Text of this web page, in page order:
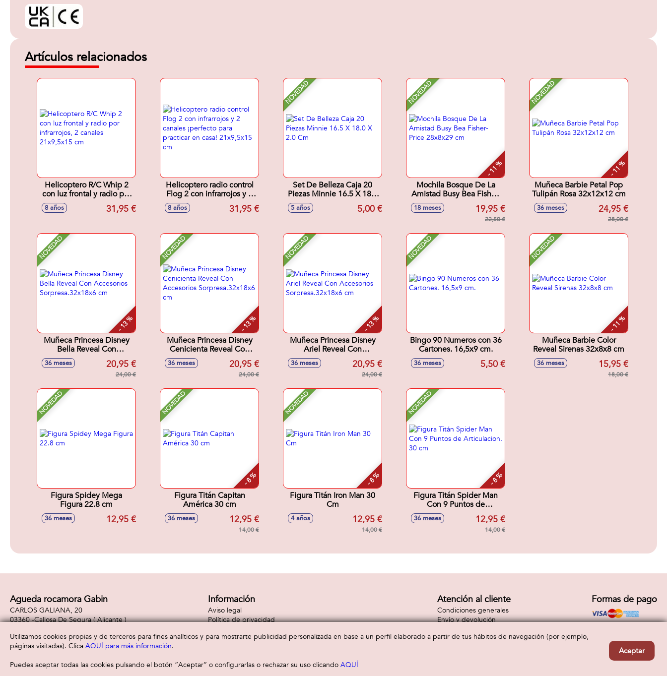
Artículos relacionados
Helicoptero R/C Whip 2
con luz frontal y radio por
infrarrojos, 2 canales
21x9,5x15 cm
8 años 31,95 €
Helicoptero radio control
Flog 2 con infrarrojos y 2
canales ¡perfecto para
practicar en casa!
8 años 31,95 €
NOVEDAD
Set De Belleza Caja 20
Piezas Minnie 16.5 X 18.0
5 años 5,00 €
NOVEDAD
- 11 %
Mochila Bosque De La
Amistad Busy Bea Fisher-
Price 28x8x29 cm
18 meses 19,95 €
22,50 €
NOVEDAD
- 11 %
Muñeca Barbie Petal Pop
Tulipán Rosa 32x12x12 cm
36 meses 24,95 €
28,00 €
NOVEDAD
- 13 %
Muñeca Princesa Disney
Bella Reveal Con
Accesorios
Sorpresa.32x18x6 cm
36 meses 20,95 €
24,00 €
NOVEDAD
- 13 %
Muñeca Princesa Disney
Cenicienta Reveal Con
Accesorios
Sorpresa.32x18x6 cm
36 meses 20,95 €
24,00 €
NOVEDAD
- 13 %
Muñeca Princesa Disney
Ariel Reveal Con
Accesorios
Sorpresa.32x18x6 cm
36 meses 20,95 €
24,00 €
NOVEDAD
Bingo 90 Numeros con 36
Cartones. 16,5x9 cm.
36 meses 5,50 €
NOVEDAD
- 11 %
Muñeca Barbie Color
Reveal Sirenas 32x8x8 cm
36 meses 15,95 €
18,00 €
NOVEDAD
Figura Spidey Mega
Figura 22.8 cm
36 meses 12,95 €
NOVEDAD
- 8 %
Figura Titán Capitan
América 30 cm
36 meses 12,95 €
14,00 €
NOVEDAD
- 8 %
Figura Titán Iron Man 30
Cm
4 años 12,95 €
14,00 €
NOVEDAD
- 8 %
Figura Titán Spider Man
Con 9 Puntos de
Articulacion. 30 cm
36 meses 12,95 €
14,00 €
Agueda rocamora Gabin
CARLOS GALIANA, 20
03360 -Callosa De Segura( Alicante )
Información
Aviso legal
Política de privacidad
Atención al cliente
Condiciones generales
Envío y devolución
Formas de pago
Utilizamos cookies propias y de terceros para fines analíticos y para mostrarte publicidad personalizada en base a un perfil elaborado a partir de tus hábitos de navegación (por ejemplo,
páginas visitadas). Clica AQUÍ para más información.
Puedes aceptar todas las cookies pulsando el botón “Aceptar” o configurarlas o rechazar su uso clicando AQUÍ
Aceptar